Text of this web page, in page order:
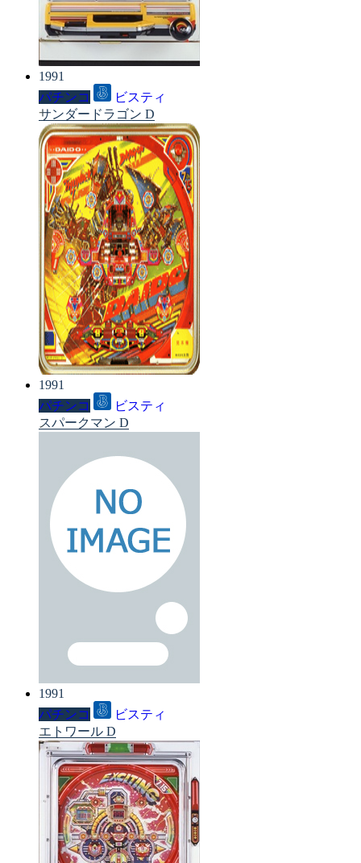
1991
パチンコ
ビスティ
サンダードラゴン D
1991
パチンコ
ビスティ
スパークマン D
1991
パチンコ
ビスティ
エトワール D